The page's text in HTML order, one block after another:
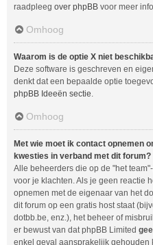
raadpleeg over phpBB voor meer
Omhoog
Waarom is de optie X niet
Deze software is geschreven en
denkt dat een bepaalde optie
phpBB Ideeën sectie.
Omhoog
Met wie moet ik contact opnemen
kwesties in verband met dit forum?
Alle beheerders die op de "het
voor je klachten. Als je geen reactie
opnemen met de eigenaar van het
dit forum op een gratis host staat
dotbb.be, enz.), het beheer of
er bewust van dat phpBB Limited
enkel geval aansprakelijk